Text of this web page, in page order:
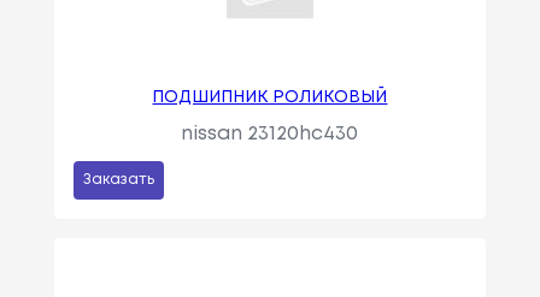
ПОДШИПНИК РОЛИКОВЫЙ
nissan 23120hc430
Заказать